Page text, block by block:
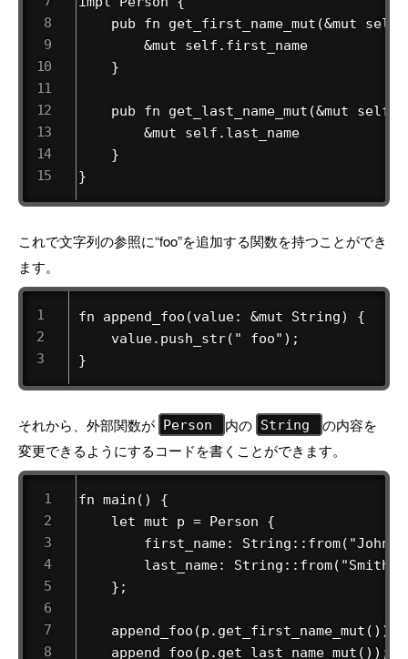
pub fn get_first_name_mut(&mut
        &mut self.first_name
    }
pub fn get_last_name_mut(&mut self)
        &mut self.last_name
    }
}
これで文字列の参照に“foo”を追加する関数を持つことができ
ます。
fn append_foo(value: &mut String) {
    value.push_str(" foo");
}
それから、外部関数が Person 内の String
の内容を
変更できるようにするコードを書くことができます。
fn main() {
    let mut p = Person {
first_name:
last_name:
    };
    append_foo(p.get_first_name_mut());
    append_foo(p.get_last_name_mut());